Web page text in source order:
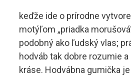
keďže ide o prírodne
motýľom „priadka
podobný ako ľudský vlas;
hodváb tak dobre rozumie
kráse. Hodvábna gumička